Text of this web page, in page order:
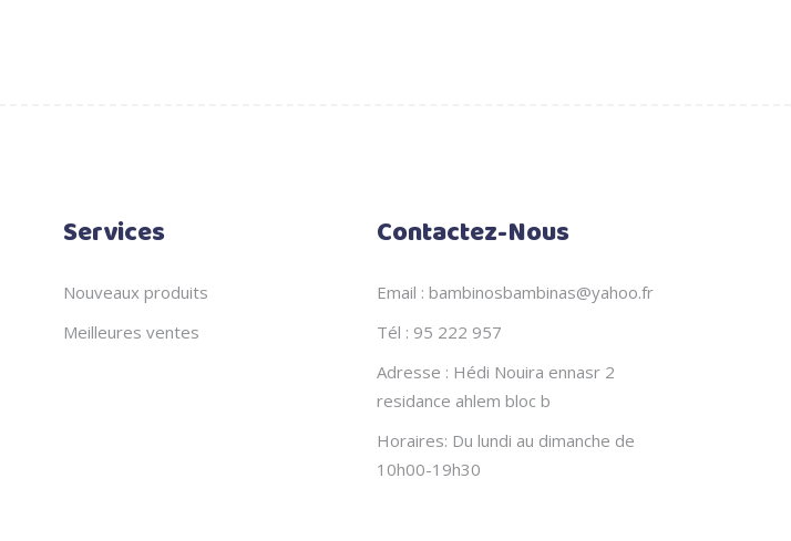
Services
Nouveaux produits
Meilleures ventes
Contactez-Nous
Email : bambinosbambinas@yahoo.fr
Tél : 95 222 957
Adresse : Hédi Nouira ennasr 2
residance ahlem bloc b
Horaires: Du lundi au dimanche de
10h00-19h30